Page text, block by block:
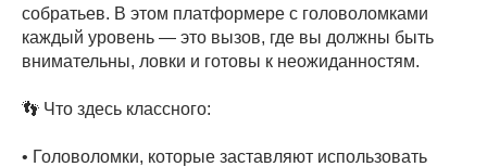
собратьев. В этом платформере с головоломками
каждый уровень — это вызов, где вы должны быть
внимательны, ловки и готовы к неожиданностям.
👣 Что здесь классного:
• Головоломки, которые заставляют использовать